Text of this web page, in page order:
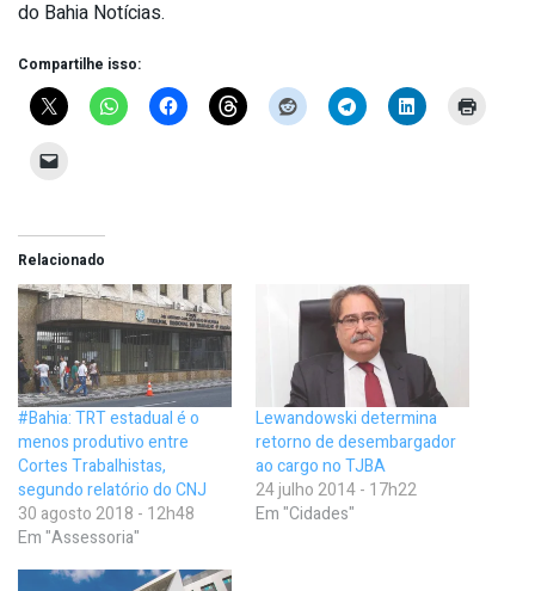
do Bahia Notícias.
Compartilhe isso:
Relacionado
#Bahia: TRT estadual é o
menos produtivo entre
Cortes Trabalhistas,
segundo relatório do CNJ
30 agosto 2018 - 12h48
Em "Assessoria"
Lewandowski determina
retorno de desembargador
ao cargo no TJBA
24 julho 2014 - 17h22
Em "Cidades"